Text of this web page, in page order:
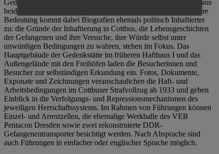
Gedenkstätte Zuchthaus Cottbus Beispiele politischen Unrechts aus
beiden deutschen Diktaturen des 20. Jahrhunderts. Eine besondere
Bedeutung kommt dabei Biografien ehemals politisch Inhaftierter
zu: die Gründe der Inhaftierung in Cottbus, die Lebensgeschichten
der Gefangenen und ihre Versuche, ihre Würde selbst unter
unwürdigen Bedingungen zu wahren, stehen im Fokus. Das
Hauptgebäude der Gedenkstätte im früheren Hafthaus I und das
Außengelände mit den Freihöfen laden die Besucherinnen und
Besucher zur selbständigen Erkundung ein. Fotos, Dokumente,
Exponate und Zeichnungen veranschaulichen die Haft- und
Arbeitsbedingungen im Cottbuser Strafvollzug ab 1933 und geben
Einblick in die Verfolgungs- und Repressionsmechanismen des
jeweiligen Herrschaftssystems. Im Rahmen von Führungen können
Einzel- und Arrestzellen, die ehemalige Werkhalle des VEB
Pentacon Dresden sowie zwei rekonstruierte DDR-
Gefangenentransporter besichtigt werden. Nach Absprache sind
auch Führungen in einfacher oder englischer Sprache möglich.